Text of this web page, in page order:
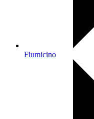
Fiumicino